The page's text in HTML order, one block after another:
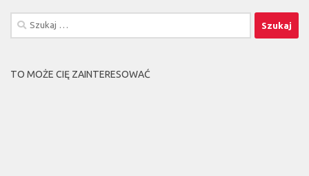
Szukaj:
TO MOŻE CIĘ ZAINTERESOWAĆ